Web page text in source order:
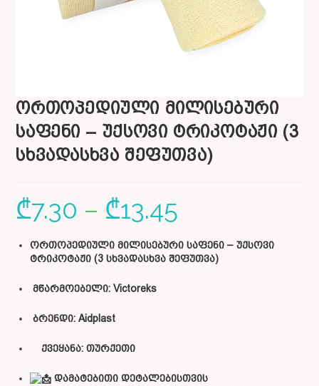
ორთოპედიული მილისებური
საფენი – უქსოვი ტრიკოტაჟი (3
სხვადასხვა შეფუთვა)
₾7.30 – ₾13.45
ორთოპედიული მილისებური საფენი – უქსოვი
ტრიკოტაჟი (3 სხვადასხვა შეფუთვა)
მწარმოებელი: Victoreks
ბრენდი: Aidplast
ქვეყანა: თურქეთი
დამატებითი დეტალებისთვის